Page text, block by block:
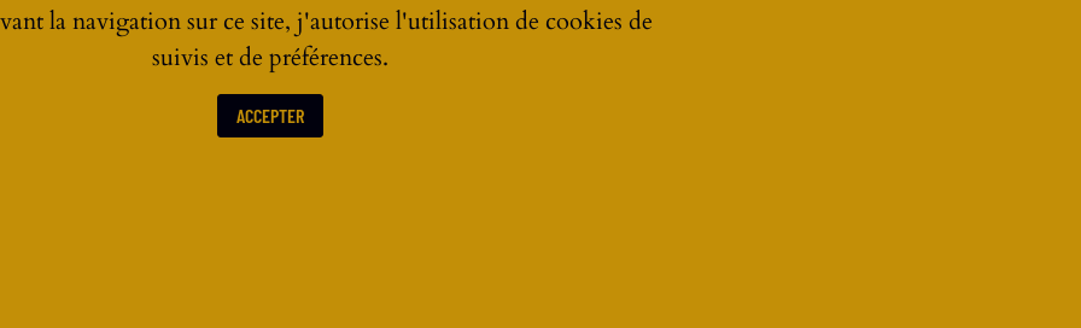
la navigation sur ce site, j'autorise l'utilisation de cookies de
suivis et de préférences.
ACCEPTER